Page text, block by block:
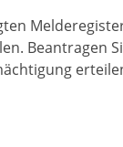
Beantragen